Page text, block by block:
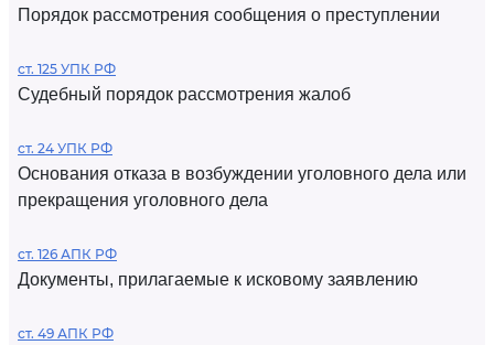
Порядок рассмотрения сообщения о преступлении
ст. 125 УПК РФ
Судебный порядок рассмотрения жалоб
ст. 24 УПК РФ
Основания отказа в возбуждении уголовного дела или
прекращения уголовного дела
ст. 126 АПК РФ
Документы, прилагаемые к исковому заявлению
ст. 49 АПК РФ